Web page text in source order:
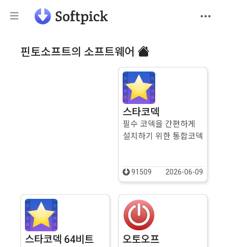
핀토소프트의 소프트웨어
스타코덱
필수 코덱을 간편하게
설치하기 위한 통합코덱
91509 2026-06-09
스타코덱 64비트
오토오프